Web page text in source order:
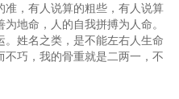
准，有人说算的粗些，有人说算
地命，人的自我拼搏为人命。
姓名之类，是不能左右人生命
巧，我的骨重就是二两一，不